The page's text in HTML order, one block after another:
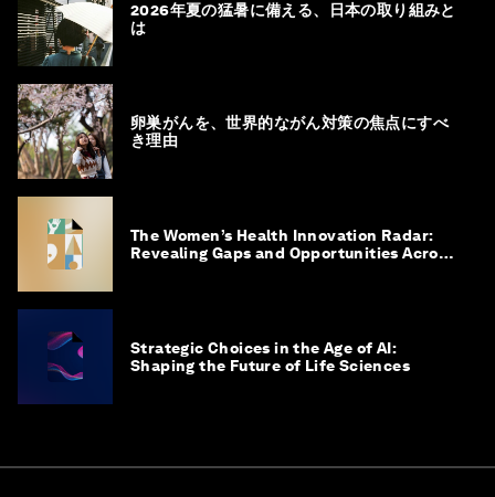
2026年夏の猛暑に備える、日本の取り組みと
は
卵巣がんを、世界的ながん対策の焦点にすべ
き理由
The Women’s Health Innovation Radar:
Revealing Gaps and Opportunities Across
Strategic Choices in the Age of AI:
Shaping the Future of Life Sciences